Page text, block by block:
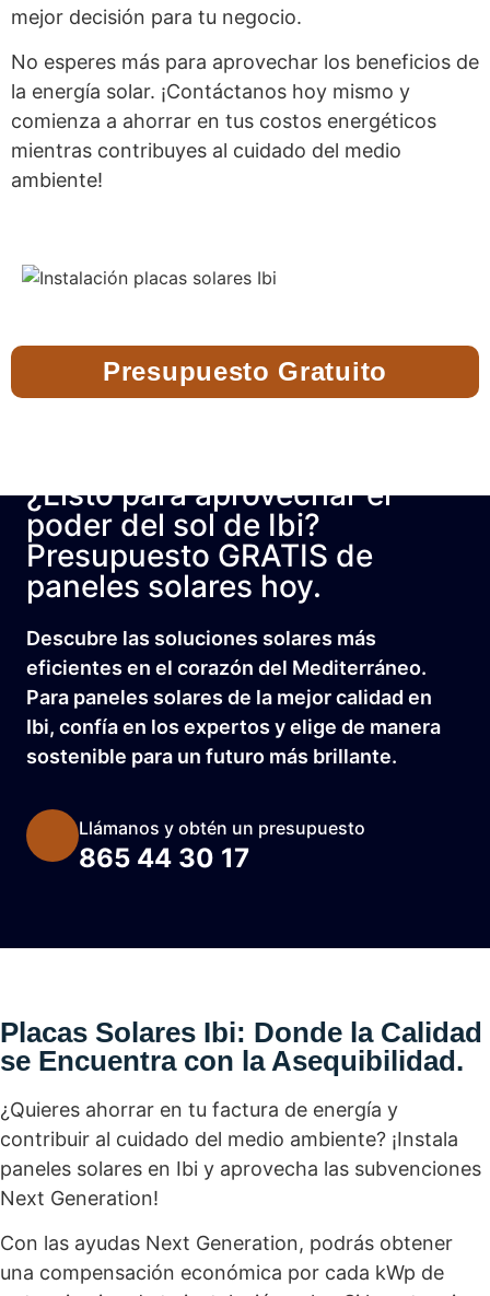
mejor decisión para tu negocio.
No esperes más para aprovechar los beneficios de
la energía solar. ¡Contáctanos hoy mismo y
comienza a ahorrar en tus costos energéticos
mientras contribuyes al cuidado del medio
ambiente!
Presupuesto Gratuito
¿Listo para aprovechar el
poder del sol de Ibi?
Presupuesto GRATIS de
paneles solares hoy.
Descubre las soluciones solares más
eficientes en el corazón del Mediterráneo.
Para paneles solares de la mejor calidad en
Ibi, confía en los expertos y elige de manera
sostenible para un futuro más brillante.
Llámanos y obtén un presupuesto
865 44 30 17
Placas Solares Ibi: Donde la Calidad
se Encuentra con la Asequibilidad.
¿Quieres ahorrar en tu factura de energía y
contribuir al cuidado del medio ambiente? ¡Instala
paneles solares en Ibi y aprovecha las subvenciones
Next Generation!
Con las ayudas Next Generation, podrás obtener
una compensación económica por cada kWp de